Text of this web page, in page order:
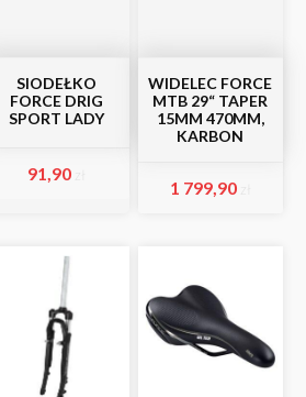
SIODEŁKO
FORCE DRIG
SPORT LADY
91,90
WIDELEC FORCE
MTB 29“ TAPER
15MM 470MM,
KARBON
1 799,90